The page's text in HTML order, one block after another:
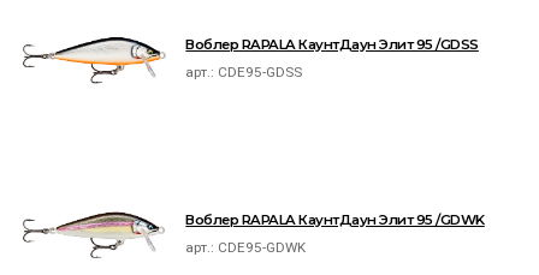
Воблер RAPALA КаунтДаун Элит 95 /GDSS
арт.: CDE95-GDSS
Воблер RAPALA КаунтДаун Элит 95 /GDWK
арт.: CDE95-GDWK